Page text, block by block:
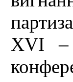
ХVI –